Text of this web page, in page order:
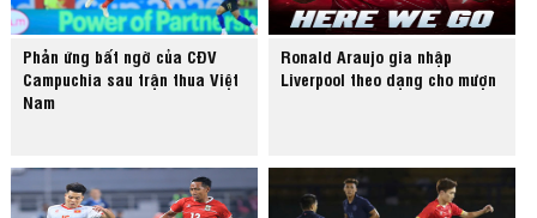
Phản ứng bất ngờ của CĐV
Campuchia sau trận thua Việt
Nam
Ronald Araujo gia nhập
Liverpool theo dạng cho mượn